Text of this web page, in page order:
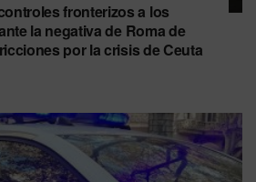
fronterizos a los
la negativa de Roma de
por la crisis de Ceuta